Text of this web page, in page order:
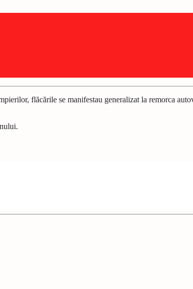
flăcările se manifestau generalizat la remorca